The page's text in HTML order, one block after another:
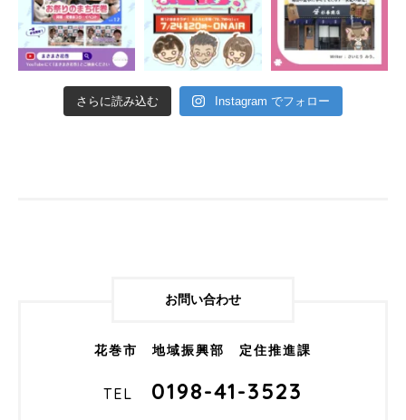
さらに読み込む Instagram でフォロー
お問い合わせ
花巻市 地域振興部 定住推進課
TEL 0198-41-3523